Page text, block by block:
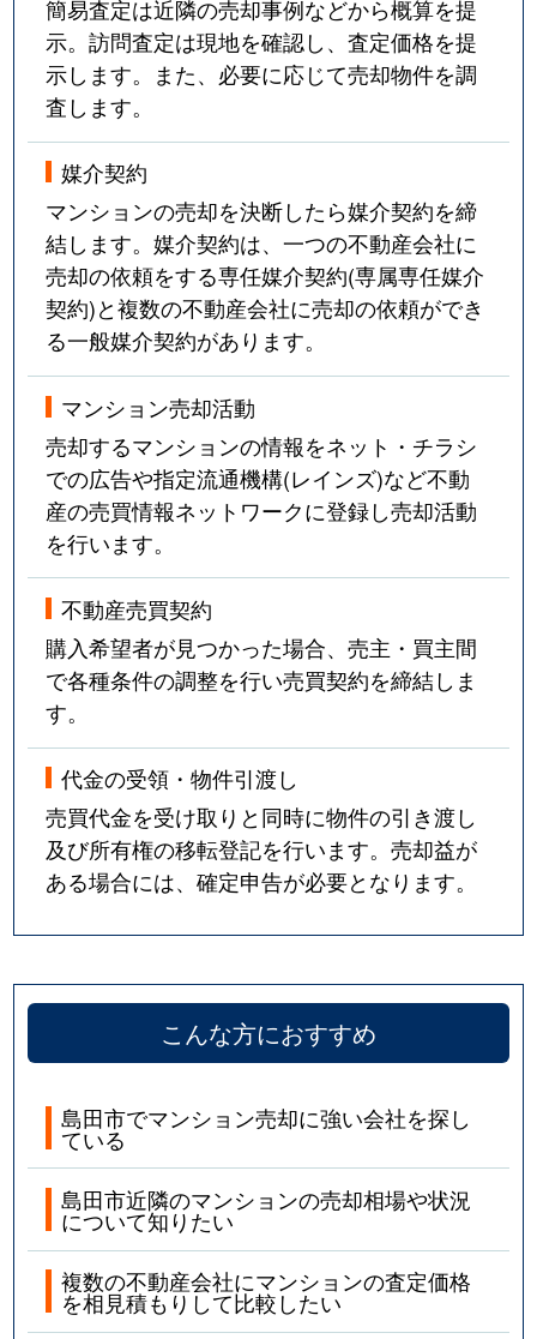
簡易査定は近隣の売却事例などから概算を提
示。訪問査定は現地を確認し、査定価格を提
示します。また、必要に応じて売却物件を調
査します。
媒介契約
マンションの売却を決断したら媒介契約を締
結します。媒介契約は、一つの不動産会社に
売却の依頼をする専任媒介契約(専属専任媒介
契約)と複数の不動産会社に売却の依頼ができ
る一般媒介契約があります。
マンション売却活動
売却するマンションの情報をネット・チラシ
での広告や指定流通機構(レインズ)など不動
産の売買情報ネットワークに登録し売却活動
を行います。
不動産売買契約
購入希望者が見つかった場合、売主・買主間
で各種条件の調整を行い売買契約を締結しま
す。
代金の受領・物件引渡し
売買代金を受け取りと同時に物件の引き渡し
及び所有権の移転登記を行います。売却益が
ある場合には、確定申告が必要となります。
こんな方におすすめ
島田市でマンション売却に強い会社を探し
ている
島田市近隣のマンションの売却相場や状況
について知りたい
複数の不動産会社にマンションの査定価格
を相見積もりして比較したい